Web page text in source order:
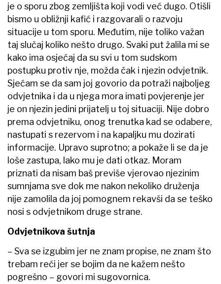
je o sporu zbog zemljišta koji vodi već dugo. Otišli
bismo u obližnji kafić i razgovarali o razvoju
situacije u tom sporu. Međutim, nije toliko važan
taj slučaj koliko nešto drugo. Svaki put žalila mi se
kako ima osjećaj da su svi u tom sudskom
postupku protiv nje, možda čak i njezin odvjetnik.
Sjećam se da sam joj govorio da potraži najboljeg
odvjetnika i da u njega mora imati povjerenje jer
je on njezin jedini prijatelj u toj situaciji. Nije dobro
prema odvjetniku, onog trenutka kad se odabere,
nastupati s rezervom i na kapaljku mu dozirati
informacije. Upravo suprotno; a pokaže li se da je
loše zastupa, lako mu je dati otkaz. Moram
priznati da nisam baš previše vjerovao njezinim
sumnjama sve dok me nakon nekoliko druženja
nije zamolila da joj pomognem rekavši da se teško
nosi s odvjetnikom druge strane.
Odvjetnikova šutnja
– Sva se izgubim jer ne znam propise, ne znam što
trebam reći jer se bojim da ne kažem nešto
pogrešno – govori mi sugovornica.